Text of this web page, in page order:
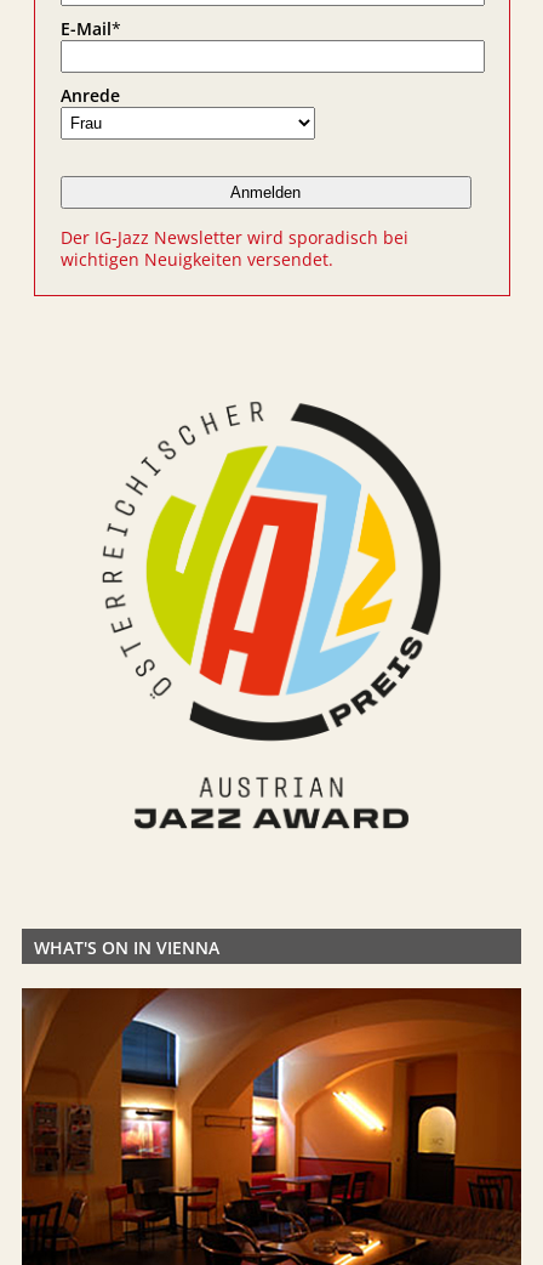
E-Mail*
Anrede
Der IG-Jazz Newsletter wird sporadisch bei
wichtigen Neuigkeiten versendet.
WHAT'S ON IN VIENNA